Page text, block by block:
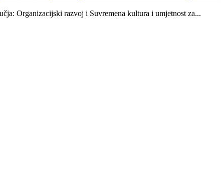
Organizacijski razvoj i Suvremena kultura i umjetnost za...